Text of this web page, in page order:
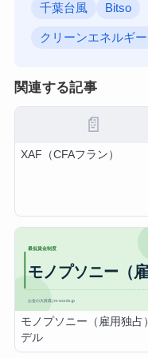
千葉台風 Bitso
クリーンエネルギ
関連する記事
📄
XAF（CFAフラン）
モノプソニー（雇用独占
デル